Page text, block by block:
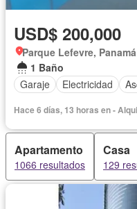
USD$ 200,000
Parque Lefevre, Panamá
1 Baño
Garaje
Electricidad
Hace 6 días, 13 horas en -
Apartamento
1066 resultados
Casa
129